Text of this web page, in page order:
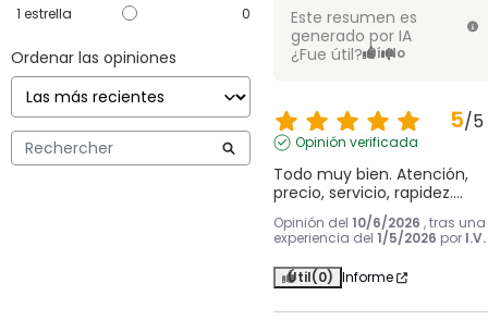
1 estrella 0
Ordenar las opiniones
Este resumen es
generado por IA
¿Fue útil? Sí No
5/5
Opinión verificada
Todo muy bien. Atención,
precio, servicio, rapidez....
Opinión del 10/6/2026 , tras una
experiencia del 1/5/2026 por I.V.
Útil(0) Informe